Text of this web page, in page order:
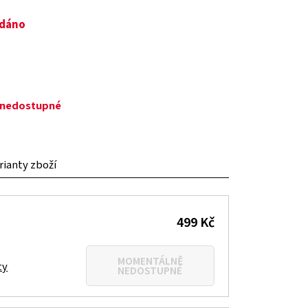
zboží
499 Kč
MOMENTÁLNĚ
NEDOSTUPNÉ